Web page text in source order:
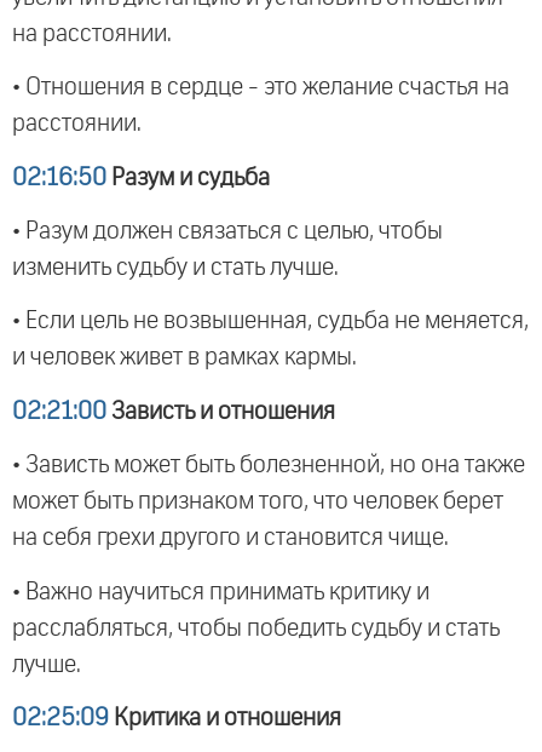
на расстоянии.
• Отношения в сердце - это желание счастья на
расстоянии.
02:16:50 Разум и судьба
• Разум должен связаться с целью, чтобы
изменить судьбу и стать лучше.
• Если цель не возвышенная, судьба не меняется,
и человек живет в рамках кармы.
02:21:00 Зависть и отношения
• Зависть может быть болезненной, но она также
может быть признаком того, что человек берет
на себя грехи другого и становится чище.
• Важно научиться принимать критику и
расслабляться, чтобы победить судьбу и стать
лучше.
02:25:09 Критика и отношения